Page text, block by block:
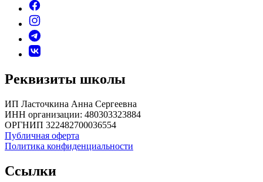
Реквизиты школы
ИП Ласточкина Анна Сергеевна
ИНН организации: 480303323884
ОРГНИП 322482700036554
Публичная оферта
Политика конфиденциальности
Ссылки